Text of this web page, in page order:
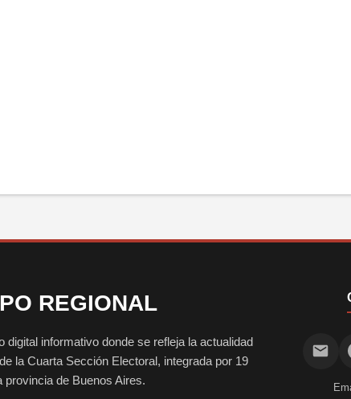
REGIONAL
informativo donde se refleja la actualidad
la Cuarta Sección Electoral, integrada por 19
provincia de Buenos Aires.